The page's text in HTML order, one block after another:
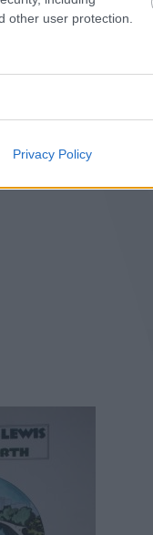
other user protection.
Privacy Policy
zongora